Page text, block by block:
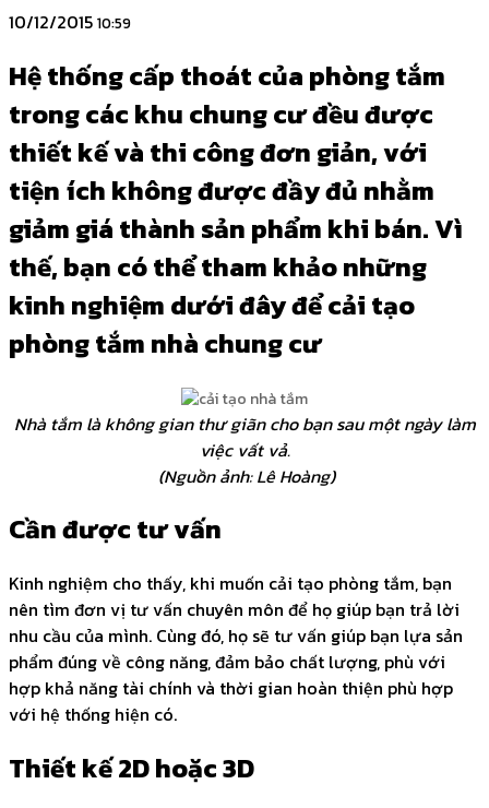
10/12/2015 10:59
Hệ thống cấp thoát của phòng tắm
trong các khu chung cư đều được
thiết kế và thi công đơn giản, với
tiện ích không được đầy đủ nhằm
giảm giá thành sản phẩm khi bán. Vì
thế, bạn có thể tham khảo những
kinh nghiệm dưới đây để cải tạo
phòng tắm nhà chung cư
Nhà tắm là không gian thư giãn cho bạn sau một ngày làm
việc vất vả.
(Nguồn ảnh: Lê Hoàng)
Cần được tư vấn
Kinh nghiệm cho thấy, khi muốn cải tạo phòng tắm, bạn
nên tìm đơn vị tư vấn chuyên môn để họ giúp bạn trả lời
nhu cầu của mình. Cùng đó, họ sẽ tư vấn giúp bạn lựa sản
phẩm đúng về công năng, đảm bảo chất lượng, phù với
hợp khả năng tài chính và thời gian hoàn thiện phù hợp
với hệ thống hiện có.
Thiết kế 2D hoặc 3D